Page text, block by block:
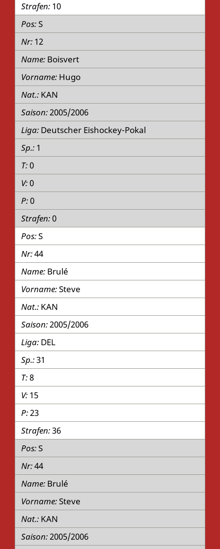
10
S
12
Boisvert
Hugo
KAN
2005/2006
Deutscher Eishockey-Pokal
1
0
0
0
0
S
44
Brulé
Steve
KAN
2005/2006
DEL
31
8
15
23
36
S
44
Brulé
Steve
KAN
2005/2006